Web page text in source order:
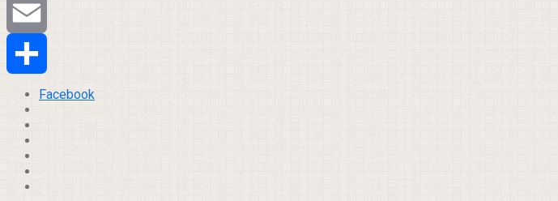
Tumblr
Email
Compartilhar
Facebook